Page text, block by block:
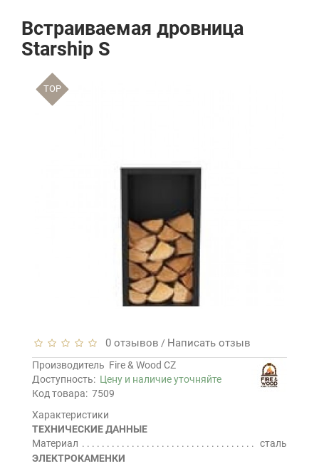
Встраиваемая дровница
Starship S
TOP
0 отзывов / Написать отзыв
Производитель Fire & Wood CZ
Доступность: Цену и наличие уточняйте
Код товара: 7509
Характеристики
ТЕХНИЧЕСКИЕ ДАННЫЕ
Материал
сталь
ЭЛЕКТРОКАМЕНКИ